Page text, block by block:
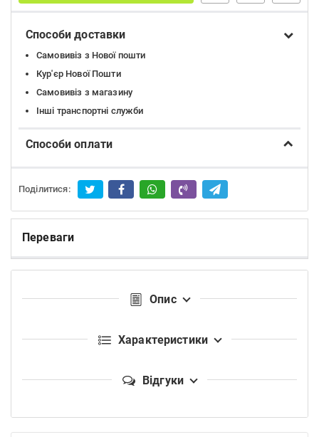
Способи доставки
Самовивіз з Нової пошти
Кур'єр Нової Пошти
Самовивіз з магазину
Інші транспортні служби
Способи оплати
Поділитися:
Переваги
Опис
Характеристики
Відгуки